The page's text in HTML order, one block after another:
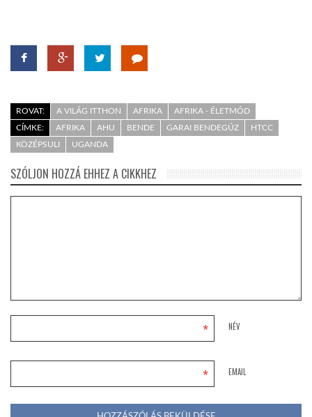
ROVAT: A VILÁG ITTHON AFRIKA
AFRIKA - ÉLETMÓD
CÍMKE:
AFRIKA AHU BENDE GARAI BENDEGÚZ
HTCC
KÖZÉPSULI
UGANDA
SZÓLJON HOZZÁ EHHEZ A CIKKHEZ
NÉV
*
EMAIL
*